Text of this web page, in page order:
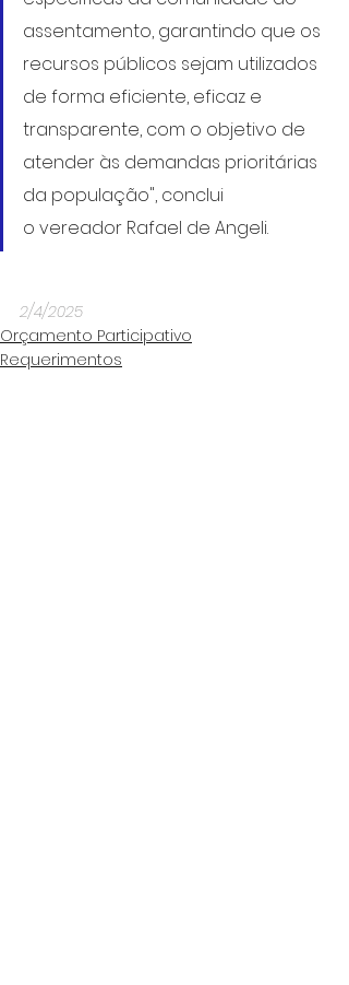
assentamento, garantindo que os
recursos públicos sejam utilizados
de forma eficiente, eficaz e
transparente, com o objetivo de
atender às demandas prioritárias
da população", conclui
o vereador Rafael de Angeli.
2/4/2025
Orçamento Participativo
Requerimentos